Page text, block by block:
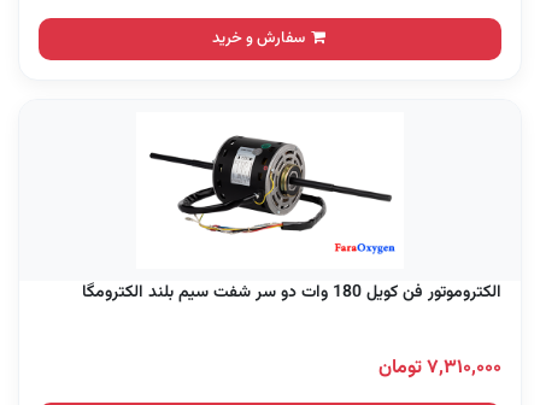
سفارش و خرید
الکتروموتور فن کویل 180 وات دو سر شفت سیم بلند الکترومگا
۷,۳۱۰,۰۰۰ تومان